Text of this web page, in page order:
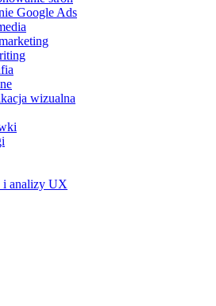
Google Ads
wizualna
i analizy UX